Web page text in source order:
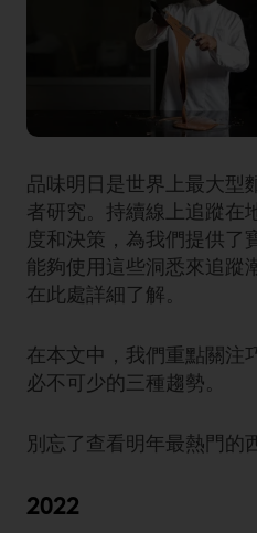
品味明日是世界上最大型
者研究。持續線上追蹤在
度和決策，為我們提供了
能夠使用這些洞悉來追蹤
在此處詳細了解。
在本文中，我們重點關注
必不可少的三種趨勢。
別忘了查看明年最熱門的
2022